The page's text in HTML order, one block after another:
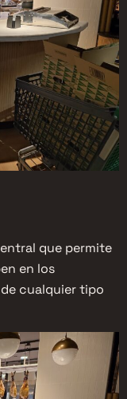
que permite
en los
cualquier tipo